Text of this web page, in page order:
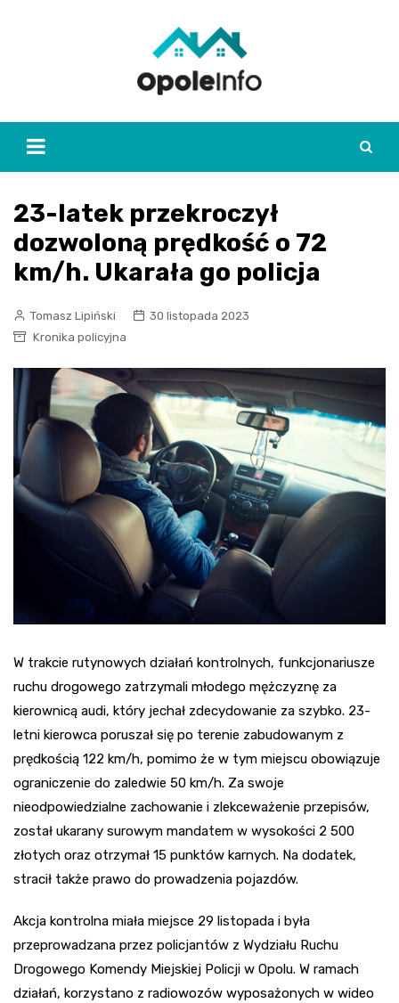
23-latek przekroczył
dozwoloną prędkość o 72
km/h. Ukarała go policja
Tomasz Lipiński
30 listopada 2023
Kronika policyjna
W trakcie rutynowych działań kontrolnych, funkcjonariusze
ruchu drogowego zatrzymali młodego mężczyznę za
kierownicą audi, który jechał zdecydowanie za szybko. 23-
letni kierowca poruszał się po terenie zabudowanym z
prędkością 122 km/h, pomimo że w tym miejscu obowiązuje
ograniczenie do zaledwie 50 km/h. Za swoje
nieodpowiedzialne zachowanie i zlekceważenie przepisów,
został ukarany surowym mandatem w wysokości 2 500
złotych oraz otrzymał 15 punktów karnych. Na dodatek,
stracił także prawo do prowadzenia pojazdów.
Akcja kontrolna miała miejsce 29 listopada i była
przeprowadzana przez policjantów z Wydziału Ruchu
Drogowego Komendy Miejskiej Policji w Opolu. W ramach
działań, korzystano z radiowozów wyposażonych w wideo